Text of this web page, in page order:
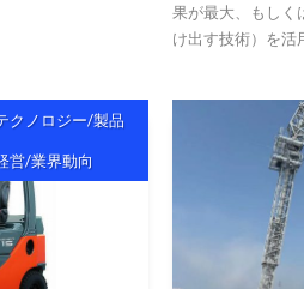
果が最大、もしく
け出す技術）を活
クノロジー/製品
営/業界動向